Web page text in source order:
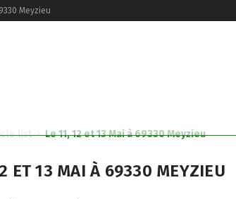
Meyzieu
list Le 11, 12 et 13 Mai à 69330 Meyzieu
ET 13 MAI À 69330 MEYZIEU